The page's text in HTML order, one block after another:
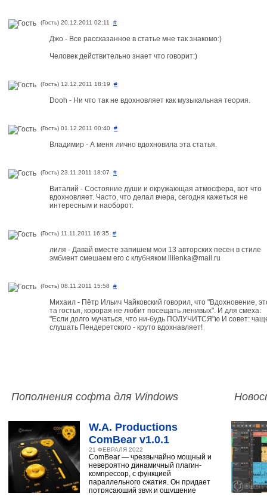
(Гость) 20.12.2011 02:11 #
Джо - Все рассказанное в статье мне так знакомо:)
Человек действительно знает что говорит:)
(Гость) 12.12.2011 18:19 #
Dooh - Ни что так не вдохновляет как музыкальная теория.
(Гость) 01.12.2011 00:40 #
Владимир - А меня лично вдохновила эта статья.
(Гость) 23.11.2011 18:07 #
Виталий - Состояние души и окружающая атмосфера, вот что
вдохновляет. Часто, что делал вчера, сегодня кажеться не
интересным и наоборот.
(Гость) 11.11.2011 16:35 #
лиля - Давай вместе запишем мои 13 авторских песен в стиле
эмбиент смешаем его с клубняком llilenka@mail.ru
(Гость) 08.11.2011 15:58 #
Михаил - Пётр Ильич Чайковский говорил, что "Вдохновение,
та гостья, корорая не любит посещать ленивых". И для смеха:
"Если долго мучаться, что ни-будь ПОЛУЧИТСЯ"ю И совет:
слушать Пендеретского - круто вдохнавляет!
Пополнения софта для Windows
W.A. Productions
ComBear v1.0.1
21 ФЕВРАЛЯ 2022
ComBear — чрезвычайно мощный и
невероятно динамичный плагин-
компрессор, с функцией
параллельного сжатия. Он придает
потрясающий звук и ощущение